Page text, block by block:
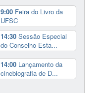
9:00 Feira do Livro da
UFSC
14:30 Sessão Especial
do Conselho Esta...
14:00 Lançamento da
cinebiografia de D...